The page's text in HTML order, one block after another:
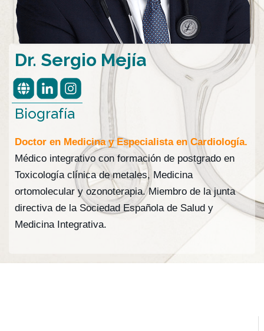
Dr. Sergio Mejía
Biografía
Doctor en Medicina y Especialista en Cardiología.
Médico integrativo con formación de postgrado en
Toxicología clínica de metales, Medicina
ortomolecular y ozonoterapia. Miembro de la junta
directiva de la Sociedad Española de Salud y
Medicina Integrativa.